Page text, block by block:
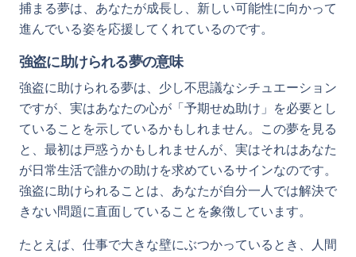
捕まる夢は、あなたが成長し、新しい可能性に向かって
進んでいる姿を応援してくれているのです。
強盗に助けられる夢の意味
強盗に助けられる夢は、少し不思議なシチュエーション
ですが、実はあなたの心が「予期せぬ助け」を必要とし
ていることを示しているかもしれません。この夢を見る
と、最初は戸惑うかもしれませんが、実はそれはあなた
が日常生活で誰かの助けを求めているサインなのです。
強盗に助けられることは、あなたが自分一人では解決で
きない問題に直面していることを象徴しています。
たとえば、仕事で大きな壁にぶつかっているとき、人間